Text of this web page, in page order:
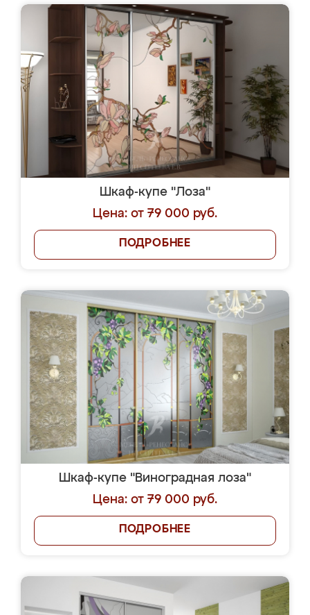
Шкаф-купе "Лоза"
Цена: от 79 000 руб.
ПОДРОБНЕЕ
Шкаф-купе "Виноградная лоза"
Цена: от 79 000 руб.
ПОДРОБНЕЕ